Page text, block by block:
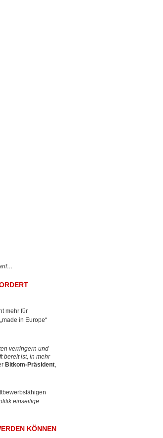
mehr für
in Europe“
verringern und
bereit ist, in mehr
Bitkom-Präsident,
einseitige
KÖNNEN